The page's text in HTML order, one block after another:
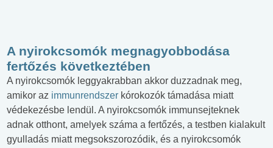
A nyirokcsomók megnagyobbodása
fertőzés következtében
A nyirokcsomók leggyakrabban akkor duzzadnak meg,
amikor az immunrendszer kórokozók támadása miatt
védekezésbe lendül. A nyirokcsomók immunsejteknek
adnak otthont, amelyek száma a fertőzés, a testben kialakult
gyulladás miatt megsokszorozódik, és a nyirokcsomók